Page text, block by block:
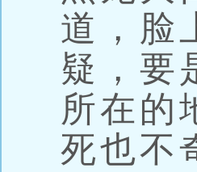
道，脸
疑，要
所在的
死也不